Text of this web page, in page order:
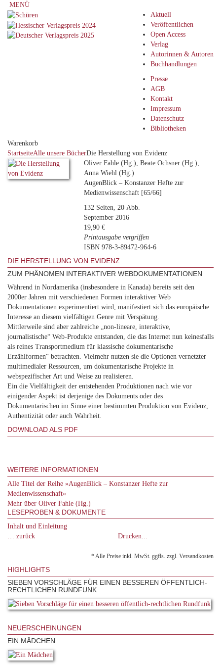
MENÜ
Aktuell
Veröffentlichen
Open Access
Verlag
Autorinnen & Autoren
Buchhandlungen
Presse
AGB
Kontakt
Impressum
Datenschutz
Bibliotheken
Warenkorb
StartseiteAlle unsere BücherDie Herstellung von Evidenz
Oliver Fahle (Hg.), Beate Ochsner (Hg.),
Anna Wiehl (Hg.)
AugenBlick – Konstanzer Hefte zur
Medienwissenschaft [65/66]
132 Seiten, 20 Abb.
September 2016
19,90 €
Printausgabe vergriffen
ISBN 978-3-89472-964-6
DIE HERSTELLUNG VON EVIDENZ
ZUM PHÄNOMEN INTERAKTIVER WEBDOKUMENTATIONEN
Während in Nordamerika (insbesondere in Kanada) bereits seit den
2000er Jahren mit verschiedenen Formen interaktiver Web
Dokumentationen experimentiert wird, manifestiert sich das europäische
Interesse an diesem vielfältigen Genre mit Verspätung.
Mittlerweile sind aber zahlreiche „non-lineare, interaktive,
journalistische“ Web-Produkte entstanden, die das Internet nun keinesfalls
als reines Transportmedium für klassische dokumentarische
Erzählformen“ betrachten. Vielmehr nutzen sie die Optionen vernetzter
multimedialer Ressourcen, um dokumentarische Projekte in
webspezifischer Art und Weise zu realisieren.
Ein die Vielfältigkeit der entstehenden Produktionen nach wie vor
einigender Aspekt ist derjenige des Dokuments oder des
Dokumentarischen im Sinne einer bestimmten Produktion von Evidenz,
Authentizität oder auch Wahrheit.
DOWNLOAD ALS PDF
WEITERE INFORMATIONEN
Alle Titel der Reihe »AugenBlick – Konstanzer Hefte zur
Medienwissenschaft«
Mehr über Oliver Fahle (Hg.)
LESEPROBEN & DOKUMENTE
Inhalt und Einleitung
… zurück
Drucken...
* Alle Preise inkl. MwSt. ggfls. zzgl. Versandkosten
HIGHLIGHTS
SIEBEN VORSCHLÄGE FÜR EINEN BESSEREN ÖFFENTLICH-
RECHTLICHEN RUNDFUNK
NEUERSCHEINUNGEN
EIN MÄDCHEN